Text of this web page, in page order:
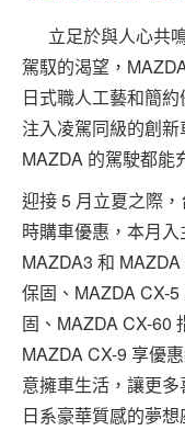
立足於與人心共
駕馭的渴望，
日式職人工藝和簡
注入凌駕同級的創
MAZDA 的駕駛都能
迎接 5 月立夏之際
時購車優惠，本月入
MAZDA3 和
保固、MAZDA CX-
固、MAZDA CX-60
MAZDA CX-9 享優
意擁車生活，讓更
日系豪華質感的夢想